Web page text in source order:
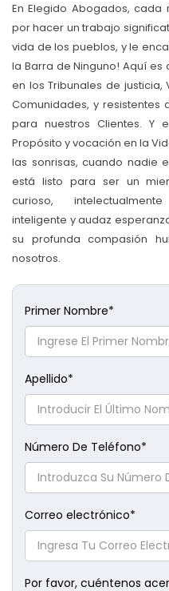
En Elegido Abogados,
por hacer un trabajo
vida de los pueblos, y le
la Barra de Ninguno! Aquí es
en los Tribunales de justicia,
Comunidades, y resistentes
para nuestros Clientes. Y
Propósito y vocación en la
las sonrisas, cuando nadie
está listo para ser un
curioso,
inteligente y audaz
su profunda compasión
nosotros.
Primer Nombre*
Apellido*
Número De Teléfono*
Correo electrónico*
Por favor, cuéntenos